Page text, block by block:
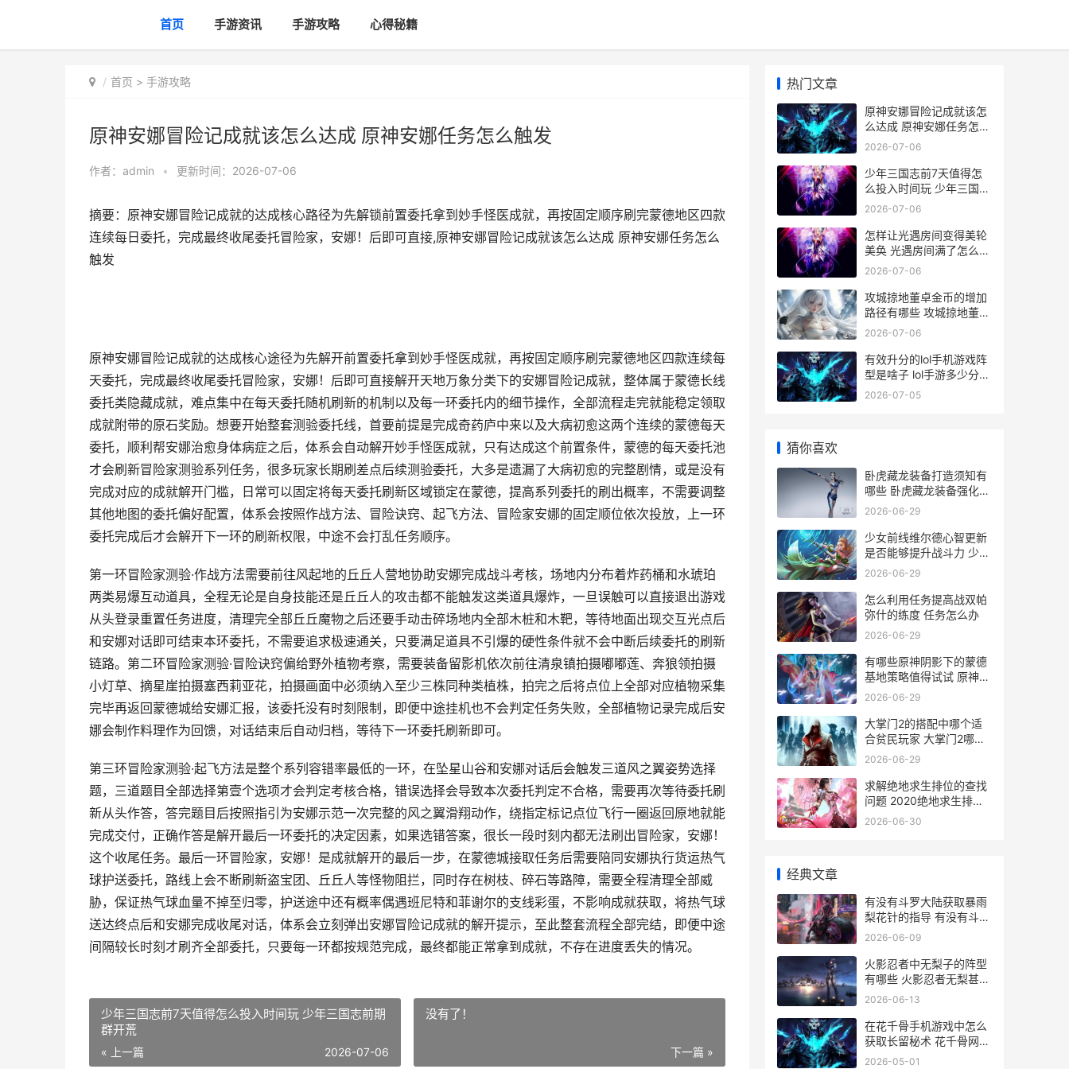
首页 手游资讯 手游攻略 心得秘籍
首页 > 手游攻略
原神安娜冒险记成就该怎么达成 原神安娜任务怎么触发
作者： admin • 更新时间：2026-07-06
摘要：原神安娜冒险记成就的达成核心路径为先解锁前置委托拿到妙手怪医成就，再按固定顺序刷完蒙德地区四款
连续每日委托，完成最终收尾委托冒险家，安娜！后即可直接,原神安娜冒险记成就该怎么达成 原神安娜任务怎么
触发
原神安娜冒险记成就的达成核心途径为先解开前置委托拿到妙手怪医成就，再按固定顺序刷完蒙德地区四款连续每
天委托，完成最终收尾委托冒险家，安娜！后即可直接解开天地万象分类下的安娜冒险记成就，整体属于蒙德长线
委托类隐藏成就，难点集中在每天委托随机刷新的机制以及每一环委托内的细节操作，全部流程走完就能稳定领取
成就附带的原石奖励。想要开始整套测验委托线，首要前提是完成奇药庐中来以及大病初愈这两个连续的蒙德每天
委托，顺利帮安娜治愈身体病症之后，体系会自动解开妙手怪医成就，只有达成这个前置条件，蒙德的每天委托池
才会刷新冒险家测验系列任务，很多玩家长期刷差点后续测验委托，大多是遗漏了大病初愈的完整剧情，或是没有
完成对应的成就解开门槛，日常可以固定将每天委托刷新区域锁定在蒙德，提高系列委托的刷出概率，不需要调整
其他地图的委托偏好配置，体系会按照作战方法、冒险诀窍、起飞方法、冒险家安娜的固定顺位依次投放，上一环
委托完成后才会解开下一环的刷新权限，中途不会打乱任务顺序。
第一环冒险家测验·作战方法需要前往风起地的丘丘人营地协助安娜完成战斗考核，场地内分布着炸药桶和水琥珀
两类易爆互动道具，全程无论是自身技能还是丘丘人的攻击都不能触发这类道具爆炸，一旦误触可以直接退出游戏
从头登录重置任务进度，清理完全部丘丘魔物之后还要手动击碎场地内全部木桩和木靶，等待地面出现交互光点后
和安娜对话即可结束本环委托，不需要追求极速通关，只要满足道具不引爆的硬性条件就不会中断后续委托的刷新
链路。第二环冒险家测验·冒险诀窍偏给野外植物考察，需要装备留影机依次前往清泉镇拍摄嘟嘟莲、奔狼领拍摄
小灯草、摘星崖拍摄塞西莉亚花，拍摄画面中必须纳入至少三株同种类植株，拍完之后将点位上全部对应植物采集
完毕再返回蒙德城给安娜汇报，该委托没有时刻限制，即便中途挂机也不会判定任务失败，全部植物记录完成后安
娜会制作料理作为回馈，对话结束后自动归档，等待下一环委托刷新即可。
第三环冒险家测验·起飞方法是整个系列容错率最低的一环，在坠星山谷和安娜对话后会触发三道风之翼姿势选择
题，三道题目全部选择第壹个选项才会判定考核合格，错误选择会导致本次委托判定不合格，需要再次等待委托刷
新从头作答，答完题目后按照指引为安娜示范一次完整的风之翼滑翔动作，绕指定标记点位飞行一圈返回原地就能
完成交付，正确作答是解开最后一环委托的决定因素，如果选错答案，很长一段时刻内都无法刷出冒险家，安娜！
这个收尾任务。最后一环冒险家，安娜！是成就解开的最后一步，在蒙德城接取任务后需要陪同安娜执行货运热气
球护送委托，路线上会不断刷新盗宝团、丘丘人等怪物阻拦，同时存在树枝、碎石等路障，需要全程清理全部威
胁，保证热气球血量不掉至归零，护送途中还有概率偶遇班尼特和菲谢尔的支线彩蛋，不影响成就获取，将热气球
送达终点后和安娜完成收尾对话，体系会立刻弹出安娜冒险记成就的解开提示，至此整套流程全部完结，即便中途
间隔较长时刻才刷齐全部委托，只要每一环都按规范完成，最终都能正常拿到成就，不存在进度丢失的情况。
少年三国志前7天值得怎么投入时间玩 少年三国志前期
群开荒
« 上一篇 2026-07-06
没有了！
下一篇 »
热门文章
原神安娜冒险记成就该怎
么达成 原神安娜任务怎么
触发
2026-07-06
少年三国志前7天值得怎
么投入时间玩 少年三国志
前期群开荒
2026-07-06
怎样让光遇房间变得美轮
美奂 光遇房间满了怎么进
去
2026-07-06
攻城掠地董卓金币的增加
路径有哪些 攻城掠地董卓
活动数据表
2026-07-06
有效升分的lol手机游戏阵
型是啥子 lol手游多少分升
一段
2026-07-05
猜你喜欢
卧虎藏龙装备打造须知有
哪些 卧虎藏龙装备强化技
巧
2026-06-29
少女前线维尔德心智更新
是否能够提升战斗力 少女
前线维尔德和斯蒂芬金
2026-06-29
怎么利用任务提高战双帕
弥什的练度 任务怎么办
2026-06-29
有哪些原神阴影下的蒙德
基地策略值得试试 原神
阴影
2026-06-29
大掌门2的搭配中哪个适
合贫民玩家 大掌门2哪个
阵容最强
2026-06-29
求解绝地求生排位的查找
问题 2020绝地求生排位
机制
2026-06-30
经典文章
有没有斗罗大陆获取暴雨
梨花针的指导 有没有斗罗
大陆5
2026-06-09
火影忍者中无梨子的阵型
有哪些 火影忍者无梨甚八
技能
2026-06-13
在花千骨手机游戏中怎么
获取长留秘术 花千骨网游
下载
2026-05-01